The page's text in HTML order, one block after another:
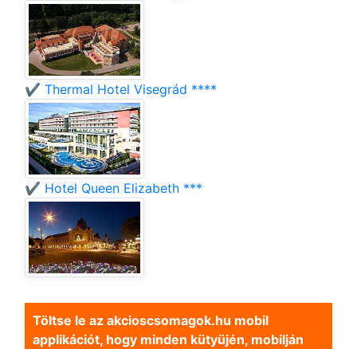
✔️ Thermal Hotel Visegrád ****
✔️ Hotel Queen Elizabeth ***
Töltse le az akcioscsomagok.hu mobil
applikációt, hogy minden kütyüjén, mobilján